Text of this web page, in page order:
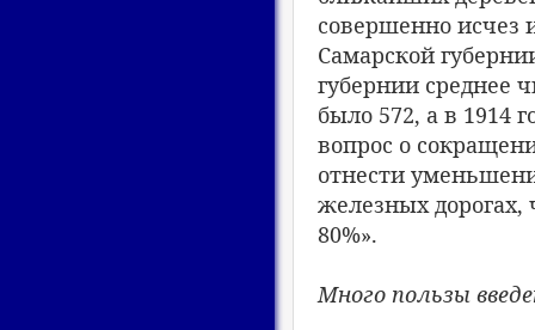
совершенно исчез
Самарской
губернии среднее
было 572, а в 1914
вопрос о
отнести
железных дорогах,
80%».
Много пользы